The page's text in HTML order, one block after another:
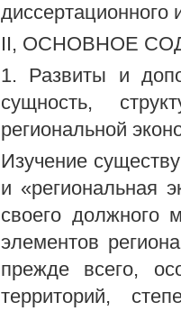
диссертационного
II, ОСНОВНОЕ
1. Развиты и
сущность,
региональной
Изучение
и «региональная
своего должного
элементов
прежде всего,
территорий,